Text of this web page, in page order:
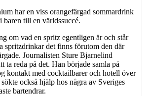
har en viss orangefärgad sommardrink
baren till en världssuccé.
om vad en spritz egentligen är och står
spritzdrinkar det finns förutom den där
Journalisten Sture Bjarnelind
ta reda på det. Han började samla på
kontakt med cocktailbarer och hotell över
också hjälp hos några av Sveriges
bartendrar.